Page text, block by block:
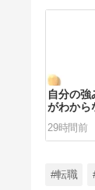
自分の強
がわから
29時間前
#転職